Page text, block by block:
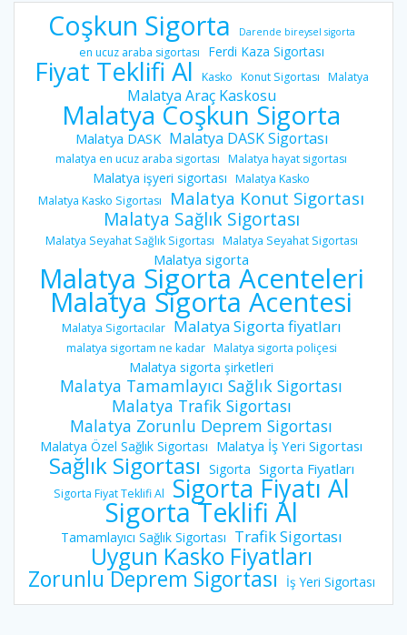
Coşkun Sigorta Darende bireysel sigorta
en ucuz araba sigortası Ferdi Kaza Sigortası
Fiyat Teklifi Al Kasko Konut Sigortası Malatya
Malatya Araç Kaskosu
Malatya Coşkun Sigorta
Malatya DASK Malatya DASK Sigortası
malatya en ucuz araba sigortası Malatya hayat sigortası
Malatya işyeri sigortası Malatya Kasko
Malatya Kasko Sigortası
Malatya Konut Sigortası
Malatya Sağlık Sigortası
Malatya Seyahat Sağlık Sigortası Malatya Seyahat Sigortası
Malatya sigorta
Malatya Sigorta Acenteleri
Malatya Sigorta Acentesi
Malatya Sigortacılar Malatya Sigorta fiyatları
malatya sigortam ne kadar Malatya sigorta poliçesi
Malatya sigorta şirketleri
Malatya Tamamlayıcı Sağlık Sigortası
Malatya Trafik Sigortası
Malatya Zorunlu Deprem Sigortası
Malatya Özel Sağlık Sigortası Malatya İş Yeri Sigortası
Sağlık Sigortası Sigorta Sigorta Fiyatları
Sigorta Fiyat Teklifi Al Sigorta Fiyatı Al
Sigorta Teklifi Al
Tamamlayıcı Sağlık Sigortası Trafik Sigortası
Uygun Kasko Fiyatları
Zorunlu Deprem Sigortası İş Yeri Sigortası